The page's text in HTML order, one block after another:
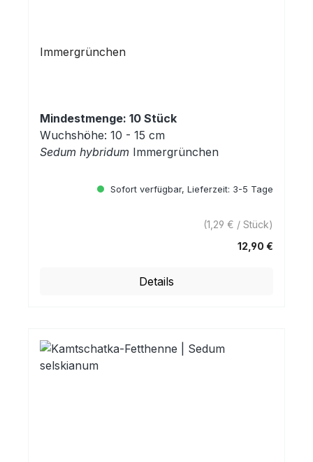
Immergrünchen
Mindestmenge: 10 Stück
Wuchshöhe: 10 - 15 cm
Sedum hybridum Immergrünchen
Sofort verfügbar, Lieferzeit: 3-5 Tage
(1,29 € / Stück)
12,90 €
Details